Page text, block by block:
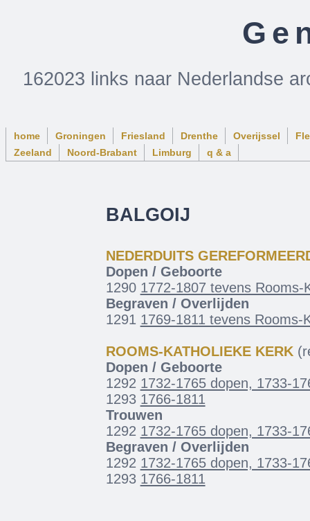
162023 links naar Nederlandse
home Groningen Friesland Drenthe Overijssel
Zeeland
Noord-Brabant Limburg q & a
BALGOIJ
NEDERDUITS
Dopen / Geboorte
1290 1772-1807 tevens Rooms-
Begraven / Overlijden
1291 1769-1811 tevens Rooms-
ROOMS-KATHOLIEKE KERK
Dopen / Geboorte
1292 1732-1765 dopen, 1733-
1293 1766-1811
Trouwen
1292 1732-1765 dopen, 1733-
Begraven / Overlijden
1292 1732-1765 dopen, 1733-
1293 1766-1811